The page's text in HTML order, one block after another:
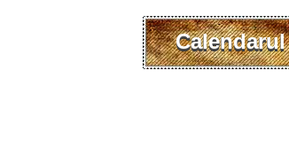
Calendarul